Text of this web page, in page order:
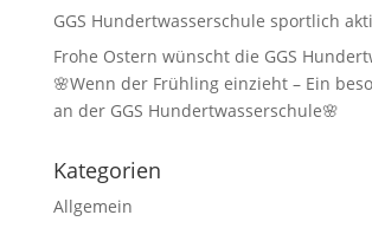
GGS Hundertwasserschule sportlich
Frohe Ostern wünscht die GGS
🌸Wenn der Frühling einzieht – Ein
an der GGS Hundertwasserschule🌸
Kategorien
Allgemein